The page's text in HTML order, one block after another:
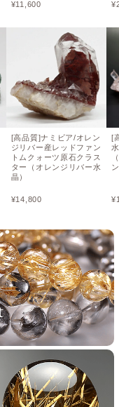
¥11,600
[高品質]ナミビア/オレン
ジリバー産レッドファン
トムクォーツ原石クラス
ター（オレンジリバー水
晶）
¥14,800
¥
[
¥